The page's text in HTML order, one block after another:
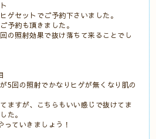
ゲセットでご予約下さいました。
予約も頂きました。
の照射効果で抜け落ちて来ることでし
5回の照射でかなりヒゲが無くなり肌の
ますが、こちらもいい感じで抜けてま
た。
ていきましょう！